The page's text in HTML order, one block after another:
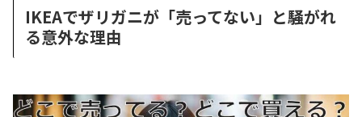
IKEAでザリガニが「売ってない」と騒がれ
る意外な理由